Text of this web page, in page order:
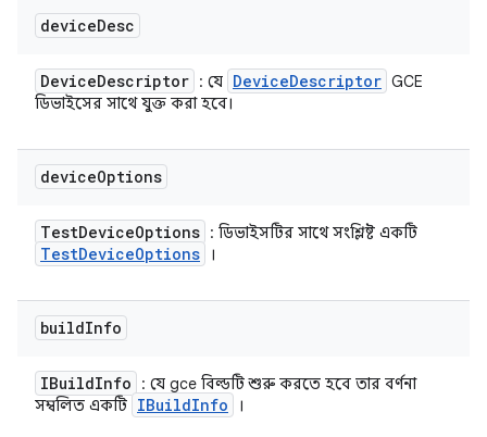
deviceDesc
DeviceDescriptor : যে DeviceDescriptor GCE
ডিভাইসের সাথে যুক্ত করা হবে।
deviceOptions
TestDeviceOptions : ডিভাইসটির সাথে সংশ্লিষ্ট একটি
TestDeviceOptions ।
buildInfo
IBuildInfo
: যে gce বিল্ডটি শুরু করতে হবে তার বর্ণনা
সম্বলিত একটি IBuildInfo ।